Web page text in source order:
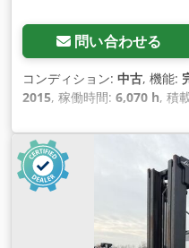
問い合わせる
コンディション: 中古, 機能:
2015, 稼働時間: 6,070 h, 積
, フリーリ
ーゼル, マスト型式:デュプ
方式:Diesel